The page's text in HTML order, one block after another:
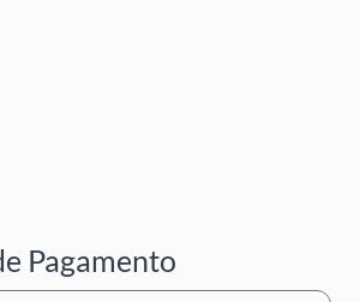
Pagamento